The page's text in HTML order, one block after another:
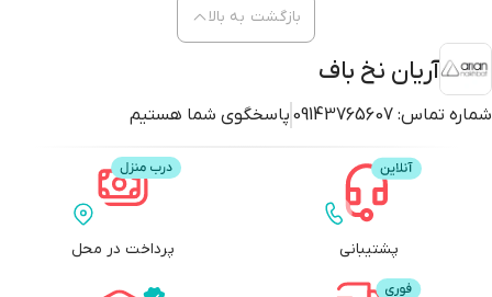
آریان نخ باف
شماره تماس: 09143765607 پاسخگوی شما هستیم
بازگشت به بالا
پشتیبانی پرداخت در محل